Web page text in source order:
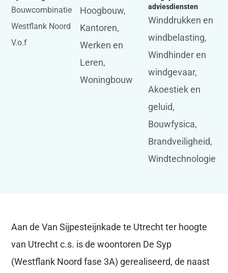
Bouwcombinatie
Westflank Noord
V.o.f
Hoogbouw,
Kantoren,
Werken en
Leren,
Woningbouw
adviesdiensten
Winddrukken en
windbelasting,
Windhinder en
windgevaar,
Akoestiek en
geluid,
Bouwfysica,
Brandveiligheid,
Windtechnologie
Aan de Van Sijpesteijnkade te Utrecht ter hoogte
van Utrecht c.s. is de woontoren De Syp
(Westflank Noord fase 3A) gerealiseerd, de naast